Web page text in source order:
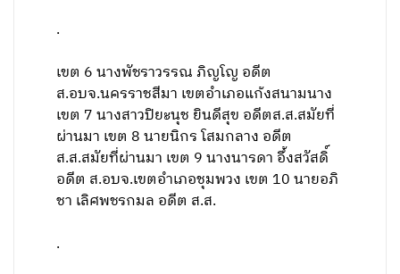
.
เขต 6 นางพัชราวรรณ ภิญโญ อดีต
ส.อบจ.นครราชสีมา เขตอำเภอแก้งสนามนาง
เขต 7 นางสาวปิยะนุช ยินดีสุข อดีตส.ส.สมัยที่
ผ่านมา เขต 8 นายนิกร โสมกลาง อดีต
ส.ส.สมัยที่ผ่านมา เขต 9 นางนารดา อึ้งสวัสดิ์
อดีต ส.อบจ.เขตอำเภอชุมพวง เขต 10 นายอภิ
ชา เลิศพชรกมล อดีต ส.ส.
.